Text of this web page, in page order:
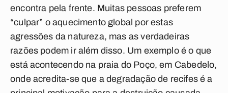
encontra pela frente. Muitas pessoas preferem
“culpar” o aquecimento global por estas
agressões da natureza, mas as verdadeiras
razões podem ir além disso. Um exemplo é o que
está acontecendo na praia do Poço, em Cabedelo,
onde acredita-se que a degradação de recifes é a